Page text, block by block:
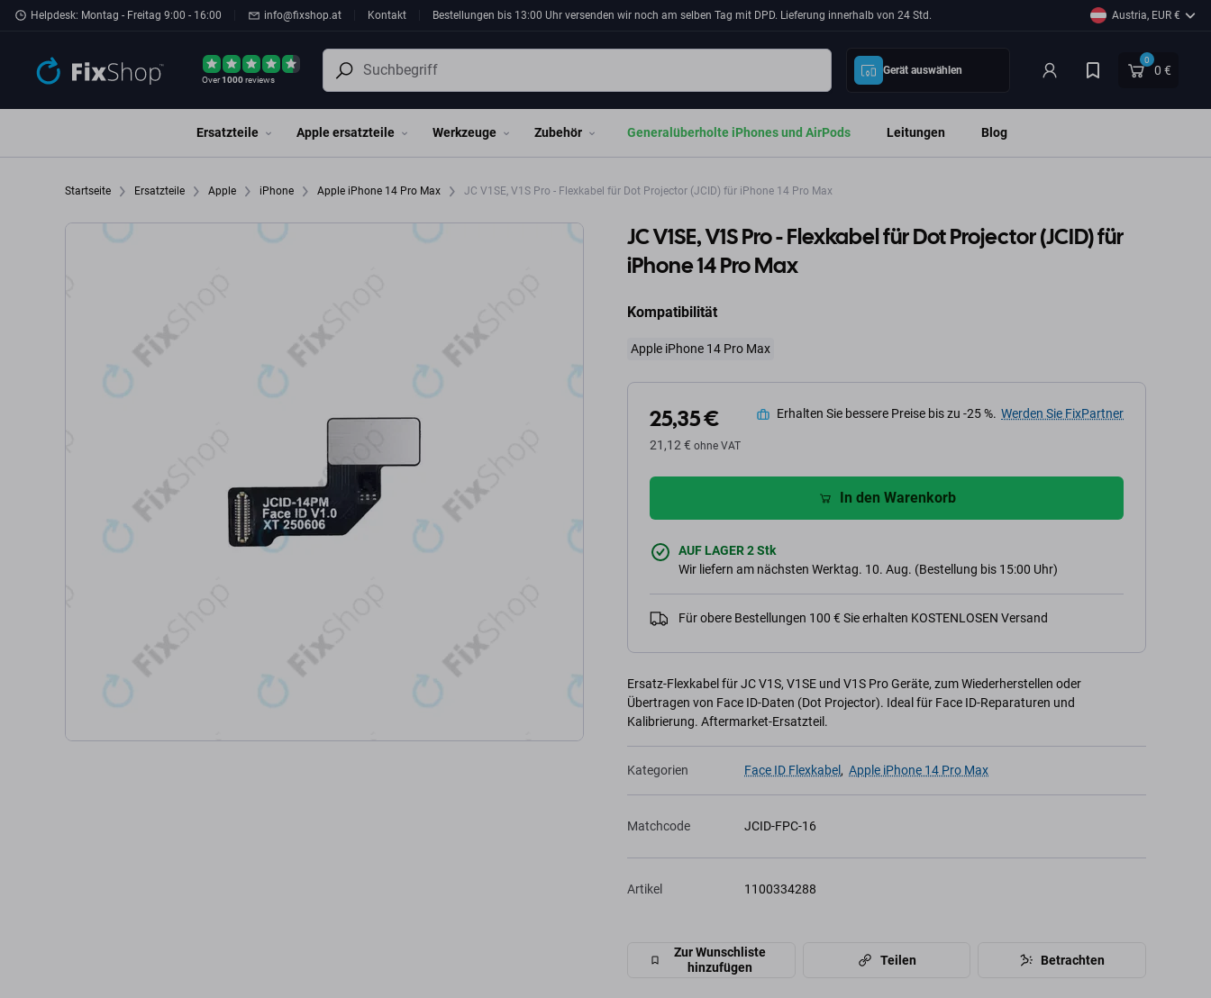
Zum Hauptinhalt springen
Helpdesk: Montag - Freitag 9:00 - 16:00 info@fixshop.at Kontakt Bestellungen bis 13:00 Uhr versenden wir noch am selben Tag mit DPD. Lieferung innerhalb von 24 Std. Austria, EUR €
Over1000reviews
Gerät auswählen
0
0 €
Ersatzteile Apple ersatzteile Werkzeuge Zubehör Generalüberholte iPhones und AirPods Leitungen Blog
Startseite Ersatzteile Apple iPhone Apple iPhone 14 Pro Max JC V1SE, V1S Pro - Flexkabel für Dot Projector (JCID) für iPhone 14 Pro Max
JC V1SE, V1S Pro - Flexkabel für Dot Projector (JCID) für
iPhone 14 Pro Max
Kompatibilität
Apple iPhone 14 Pro Max
25,35 €
21,12 € ohne VAT
Erhalten Sie bessere Preise bis zu -25 %. Werden Sie FixPartner
In den Warenkorb
AUF LAGER 2 Stk
Wir liefern am nächsten Werktag. 10. Aug. (Bestellung bis 15:00 Uhr)
Für obere Bestellungen 100 € Sie erhalten KOSTENLOSEN Versand
Ersatz-Flexkabel für JC V1S, V1SE und V1S Pro Geräte, zum Wiederherstellen oder
Übertragen von Face ID-Daten (Dot Projector). Ideal für Face ID-Reparaturen und
Kalibrierung. Aftermarket-Ersatzteil.
Kategorien Face ID Flexkabel , Apple iPhone 14 Pro Max
Matchcode JCID-FPC-16
Artikel 1100334288
Zur Wunschliste
hinzufügen
Teilen Betrachten